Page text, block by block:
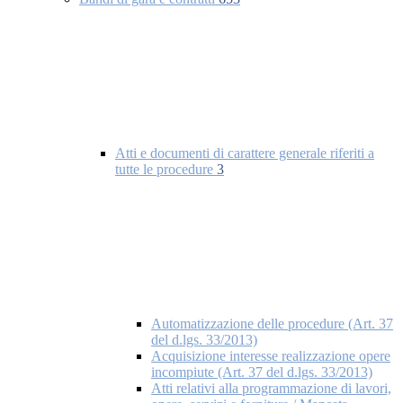
Atti e documenti di carattere generale riferiti a
tutte le procedure 3
Automatizzazione delle procedure (Art. 37
del d.lgs. 33/2013)
Acquisizione interesse realizzazione opere
incompiute (Art. 37 del d.lgs. 33/2013)
Atti relativi alla programmazione di lavori,